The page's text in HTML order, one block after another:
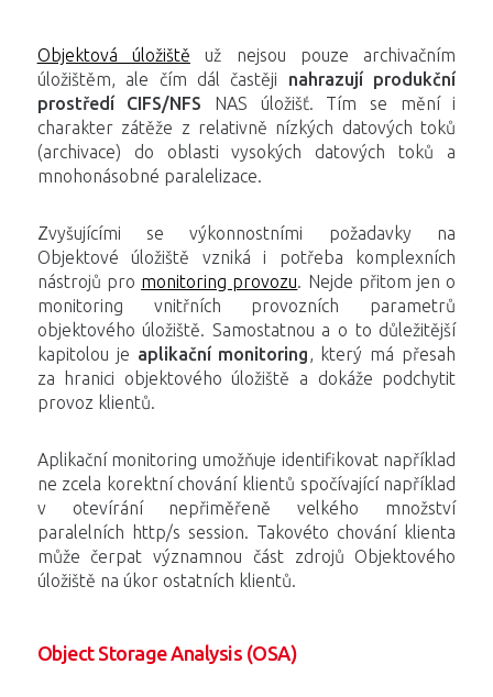
Objektová úložiště už nejsou pouze archivačním
úložištěm, ale čím dál častěji nahrazují produkční
prostředí CIFS/NFS NAS úložišť. Tím se mění i
charakter zátěže z relativně nízkých datových toků
(archivace) do oblasti vysokých datových toků a
mnohonásobné paralelizace.
Zvyšujícími se výkonnostními požadavky na
Objektové úložiště vzniká i potřeba komplexních
nástrojů pro monitoring provozu. Nejde přitom jen o
monitoring vnitřních provozních parametrů
objektového úložiště. Samostatnou a o to důležitější
kapitolou je aplikační monitoring, který má přesah
za hranici objektového úložiště a dokáže podchytit
provoz klientů.
Aplikační monitoring umožňuje identifikovat například
ne zcela korektní chování klientů spočívající například
v otevírání nepřiměřeně velkého množství
paralelních http/s session. Takovéto chování klienta
může čerpat významnou část zdrojů Objektového
úložiště na úkor ostatních klientů.
Object Storage Analysis (OSA)